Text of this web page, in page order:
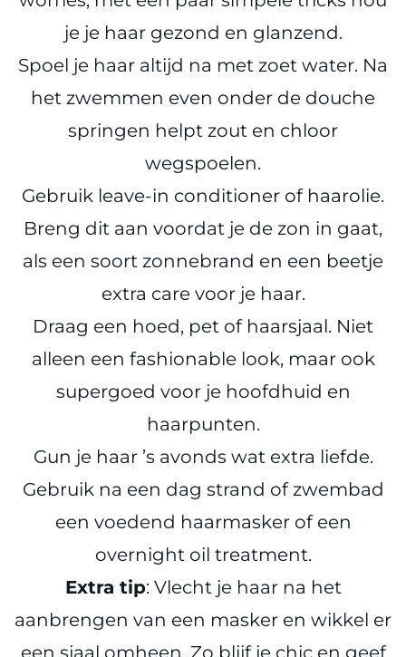
je je haar gezond en glanzend.
Spoel je haar altijd na met zoet water. Na
het zwemmen even onder de douche
springen helpt zout en chloor
wegspoelen.
Gebruik leave-in conditioner of haarolie.
Breng dit aan voordat je de zon in gaat,
als een soort zonnebrand en een beetje
extra care voor je haar.
Draag een hoed, pet of haarsjaal. Niet
alleen een fashionable look, maar ook
supergoed voor je hoofdhuid en
haarpunten.
Gun je haar ’s avonds wat extra liefde.
Gebruik na een dag strand of zwembad
een voedend haarmasker of een
overnight oil treatment.
Extra tip: Vlecht je haar na het
aanbrengen van een masker en wikkel er
een sjaal omheen. Zo blijf je chic en geef